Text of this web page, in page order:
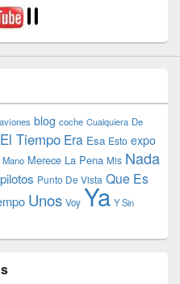
aviones blog coche Cualquiera De
El Tiempo Era Esa Esto expo
Mano Merece La Pena Mis Nada
pilotos Punto De Vista Que Es
Unos Voy Ya Y Sin